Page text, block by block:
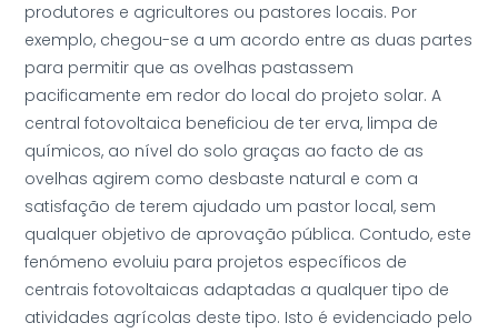
produtores e agricultores ou pastores locais. Por
exemplo, chegou-se a um acordo entre as duas partes
para permitir que as ovelhas pastassem
pacificamente em redor do local do projeto solar. A
central fotovoltaica beneficiou de ter erva, limpa de
químicos, ao nível do solo graças ao facto de as
ovelhas agirem como desbaste natural e com a
satisfação de terem ajudado um pastor local, sem
qualquer objetivo de aprovação pública. Contudo, este
fenómeno evoluiu para projetos específicos de
centrais fotovoltaicas adaptadas a qualquer tipo de
atividades agrícolas deste tipo. Isto é evidenciado pelo